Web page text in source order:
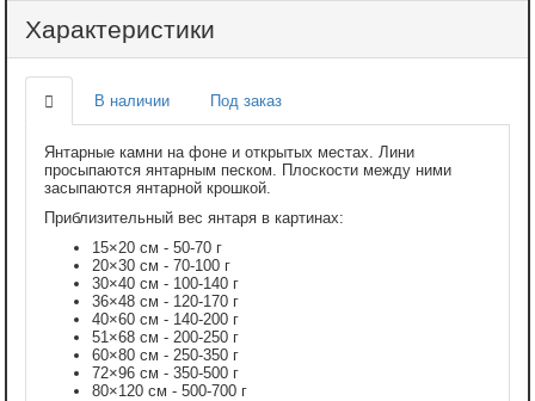
Характеристики
В наличии Под заказ
Янтарные камни на фоне и открытых местах. Лини
просыпаются янтарным песком. Плоскости между ними
засыпаются янтарной крошкой.
Приблизительный вес янтаря в картинах:
15×20 см - 50-70 г
20×30 см - 70-100 г
30×40 см - 100-140 г
36×48 см - 120-170 г
40×60 см - 140-200 г
51×68 см - 200-250 г
60×80 см - 250-350 г
72×96 см - 350-500 г
80×120 см - 500-700 г